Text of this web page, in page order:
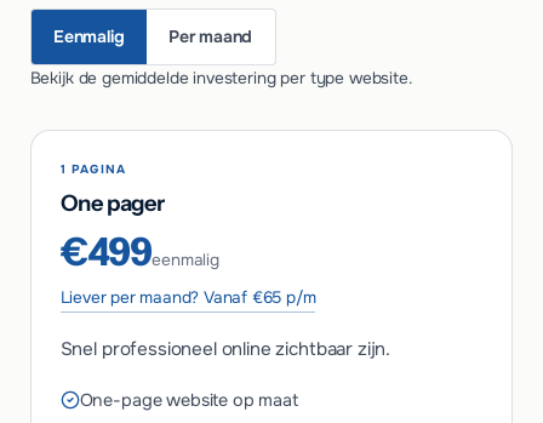
Eenmalig Per maand
Bekijk de gemiddelde investering per type website.
1 PAGINA
One pager
€499eenmalig
Liever per maand? Vanaf €65 p/m
Snel professioneel online zichtbaar zijn.
One-page website op maat